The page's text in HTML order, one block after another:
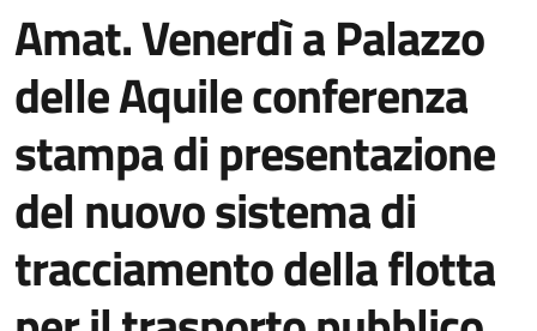
Amat. Venerdì a Palazzo
delle Aquile conferenza
stampa di presentazione
del nuovo sistema di
tracciamento della flotta